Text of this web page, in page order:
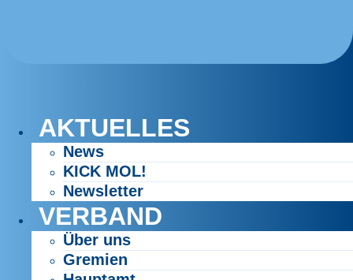
AKTUELLES
News
KICK MOL!
Newsletter
VERBAND
Über uns
Gremien